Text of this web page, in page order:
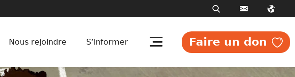
Nous rejoindre S’informer Faire un don